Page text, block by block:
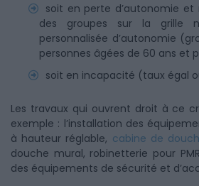
soit en perte d’autonomie et
des groupes sur la grille
personnalisée d’autonomie
personnes âgées de 60 ans et
soit en incapacité (taux égal
Les travaux qui ouvrent droit à ce
exemple : l’installation des
à hauteur réglable, cabine de
douche mural, robinetterie pour
des équipements de sécurité et